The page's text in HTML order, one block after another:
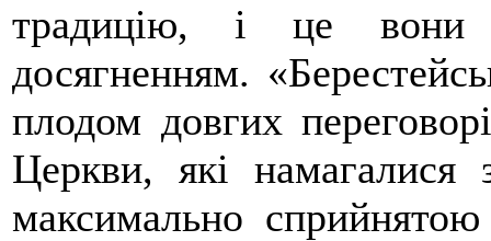
традицію, і це вони
досягненням.
плодом довгих
Церкви, які
максимально